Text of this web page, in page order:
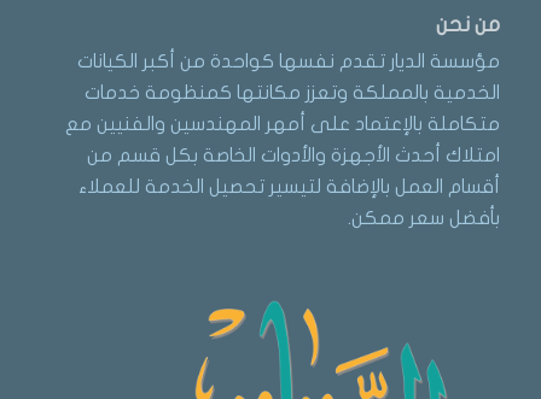
من نحن
مؤسسة الديار تقدم نفسها كواحدة من أكبر الكيانات
الخدمية بالمملكة وتعزز مكانتها كمنظومة خدمات
متكاملة بالإعتماد على أمهر المهندسين والفنيين مع
امتلاك أحدث الأجهزة والأدوات الخاصة بكل قسم من
أقسام العمل بالإضافة لتيسير تحصيل الخدمة للعملاء
بأفضل سعر ممكن.